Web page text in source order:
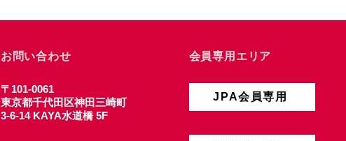
お問い合わせ
〒101-0061
東京都千代田区神田三崎町
3-6-14 KAYA水道橋 5F
会員専用エリア
JPA会員専用